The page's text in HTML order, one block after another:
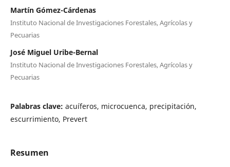
Martín Gómez-Cárdenas
Instituto Nacional de Investigaciones Forestales, Agrícolas y
Pecuarias
José Miguel Uribe-Bernal
Instituto Nacional de Investigaciones Forestales, Agrícolas y
Pecuarias
Palabras clave: acuíferos, microcuenca, precipitación,
escurrimiento, Prevert
Resumen